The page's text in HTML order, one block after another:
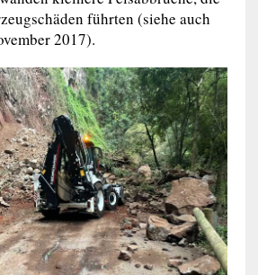
führten (siehe auch
2017).